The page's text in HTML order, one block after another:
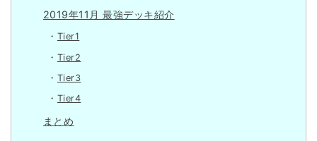
2019年11月 最強デッキ紹介
Tier1
Tier2
Tier3
Tier4
まとめ